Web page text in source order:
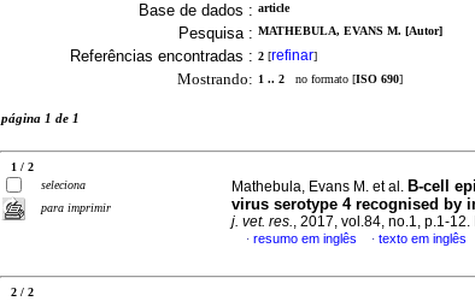
Base de dados : article
Pesquisa : MATHEBULA, EVANS M. [Autor]
Referências encontradas : 2 [refinar]
Mostrando: 1 .. 2 no formato [ISO 690]
página 1 de 1
1 / 2
seleciona
para imprimir
Mathebula, Evans M. et al. B-cell
virus serotype 4 recognised by
j. vet. res., 2017, vol.84, no.1, p.1-
· resumo em inglês · texto em inglês
2 / 2